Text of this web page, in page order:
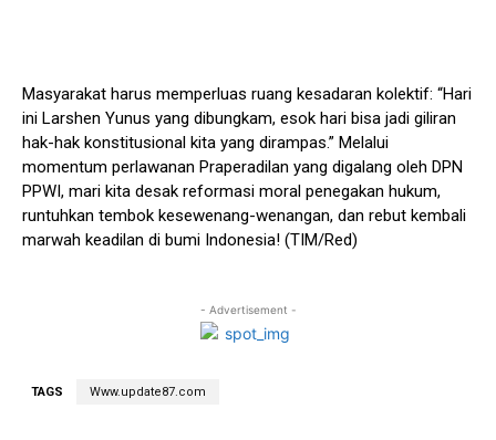
Masyarakat harus memperluas ruang kesadaran kolektif: “Hari
ini Larshen Yunus yang dibungkam, esok hari bisa jadi giliran
hak-hak konstitusional kita yang dirampas.” Melalui
momentum perlawanan Praperadilan yang digalang oleh DPN
PPWI, mari kita desak reformasi moral penegakan hukum,
runtuhkan tembok kesewenang-wenangan, dan rebut kembali
marwah keadilan di bumi Indonesia! (TIM/Red)
- Advertisement -
TAGS Www.update87.com